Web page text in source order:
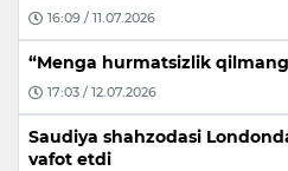
16:09 / 11.07.2026
“Menga hurmatsizlik
17:03 / 12.07.2026
Saudiya shahzodasi
vafot etdi